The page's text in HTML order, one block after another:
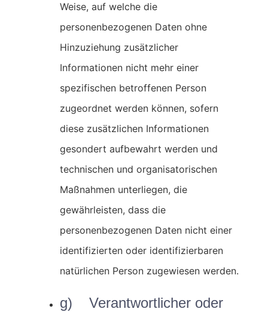
Weise, auf welche die
personenbezogenen Daten ohne
Hinzuziehung zusätzlicher
Informationen nicht mehr einer
spezifischen betroffenen Person
zugeordnet werden können, sofern
diese zusätzlichen Informationen
gesondert aufbewahrt werden und
technischen und organisatorischen
Maßnahmen unterliegen, die
gewährleisten, dass die
personenbezogenen Daten nicht einer
identifizierten oder identifizierbaren
natürlichen Person zugewiesen werden.
g) Verantwortlicher oder